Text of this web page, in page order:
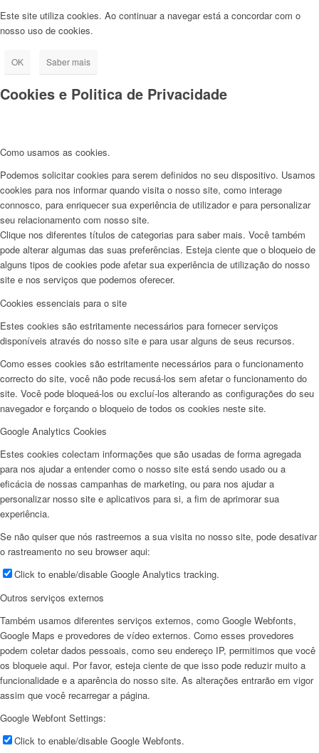
Este site utiliza cookies. Ao continuar a navegar está a concordar com o
nosso uso de cookies.
OK Saber mais
Cookies e Politica de Privacidade
Como usamos as cookies.
Podemos solicitar cookies para serem definidos no seu dispositivo. Usamos
cookies para nos informar quando visita o nosso site, como interage
connosco, para enriquecer sua experiência de utilizador e para personalizar
seu relacionamento com nosso site.
Clique nos diferentes títulos de categorias para saber mais. Você também
pode alterar algumas das suas preferências. Esteja ciente que o bloqueio de
alguns tipos de cookies pode afetar sua experiência de utilização do nosso
site e nos serviços que podemos oferecer.
Cookies essenciais para o site
Estes cookies são estritamente necessários para fornecer serviços
disponíveis através do nosso site e para usar alguns de seus recursos.
Como esses cookies são estritamente necessários para o funcionamento
correcto do site, você não pode recusá-los sem afetar o funcionamento do
site. Você pode bloqueá-los ou excluí-los alterando as configurações do seu
navegador e forçando o bloqueio de todos os cookies neste site.
Google Analytics Cookies
Estes cookies colectam informações que são usadas de forma agregada
para nos ajudar a entender como o nosso site está sendo usado ou a
eficácia de nossas campanhas de marketing, ou para nos ajudar a
personalizar nosso site e aplicativos para si, a fim de aprimorar sua
experiência.
Se não quiser que nós rastreemos a sua visita no nosso site, pode desativar
o rastreamento no seu browser aqui:
Click to enable/disable Google Analytics tracking.
Outros serviços externos
Também usamos diferentes serviços externos, como Google Webfonts,
Google Maps e provedores de vídeo externos. Como esses provedores
podem coletar dados pessoais, como seu endereço IP, permitimos que você
os bloqueie aqui. Por favor, esteja ciente de que isso pode reduzir muito a
funcionalidade e a aparência do nosso site. As alterações entrarão em vigor
assim que você recarregar a página.
Google Webfont Settings:
Click to enable/disable Google Webfonts.